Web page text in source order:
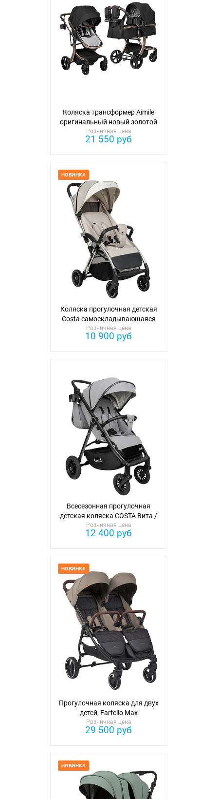
Коляска трансформер Aimile
оригинальный новый золотой
Розничная цена
21 550 руб
НОВИНКА
Коляска прогулочная детская
Costa самоскладывающаяся
Розничная цена
10 900 руб
Всесезонная прогулочная
детская коляска COSTA Вита /
Vita
Розничная цена
12 400 руб
НОВИНКА
Прогулочная коляска для двух
детей, Farfello Мах
Розничная цена
29 500 руб
НОВИНКА